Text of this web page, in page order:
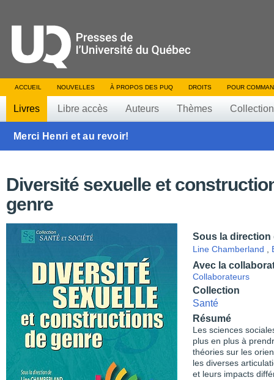
ACCUEIL NOUVELLES À PROPOS DES PUQ DROITS POUR
Livres Libre accès Auteurs Thèmes
Merci Henri et au revoir!
Diversité sexuelle et
genre
Sous la direction
Line Chamberland
Avec la
Collaborateurs
Collection
Santé
Résumé
Les sciences
plus en plus à
théories sur les
les diverses
et leurs impacts